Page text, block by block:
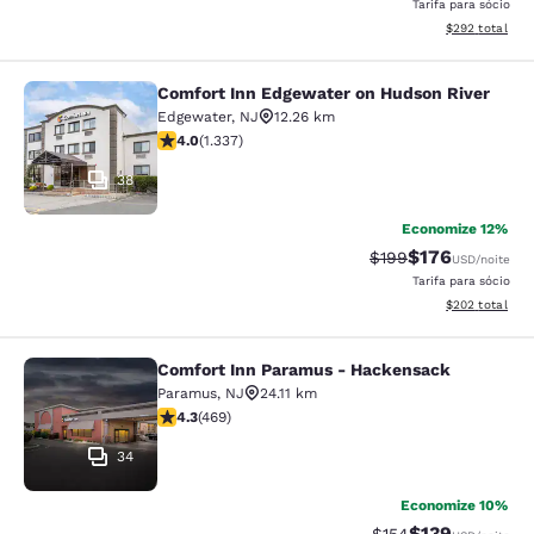
Tarifa para sócio
Exibir
$292 total
Comfort Inn Edgewater on Hudson
38
Comfort Inn Edgewater on Hudson River
Edgewater, NJ
12.26 km
classificação 4.02 estrelas. Muito bom. 1337
4.0(1.337)
Economize 12%
Tarifa anterior
$199Tarifa com
$176USD/noite
Tarifa para sócio
Exibir
$202 total
Comfort Inn Paramus - Hackensack
34
Comfort Inn Paramus - Hackensack
Paramus, NJ
24.11 km
classificação 4.29 estrelas. Excelente. 469 avaliações
4.3(469)
Economize 10%